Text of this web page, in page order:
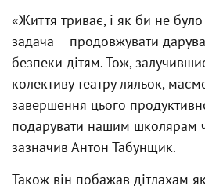
«Життя триває, і як би не
задача – продовжувати
безпеки дітям. Тож,
колективу театру ляльок,
завершення цього
подарувати нашим школярам
зазначив Антон Табунщик.
Також він побажав дітлахам